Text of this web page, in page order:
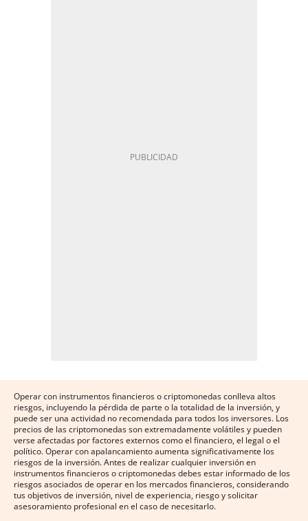
Operar con instrumentos financieros o criptomonedas conlleva altos
riesgos, incluyendo la pérdida de parte o la totalidad de la inversión, y
puede ser una actividad no recomendada para todos los inversores. Los
precios de las criptomonedas son extremadamente volátiles y pueden
verse afectadas por factores externos como el financiero, el legal o el
político. Operar con apalancamiento aumenta significativamente los
riesgos de la inversión. Antes de realizar cualquier inversión en
instrumentos financieros o criptomonedas debes estar informado de los
riesgos asociados de operar en los mercados financieros, considerando
tus objetivos de inversión, nivel de experiencia, riesgo y solicitar
asesoramiento profesional en el caso de necesitarlo.